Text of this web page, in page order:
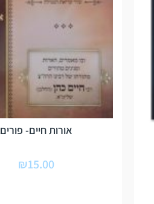
אורות חיים- פורים
₪15.00